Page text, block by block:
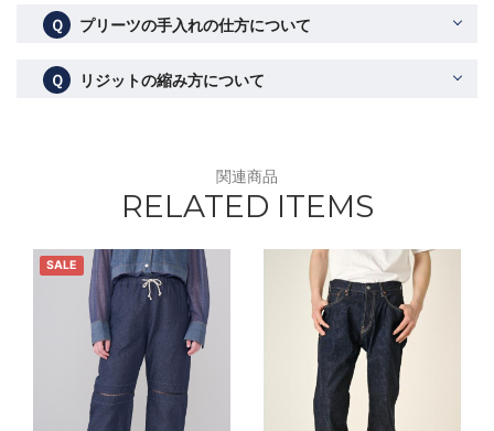
Ｑ プリーツの手入れの仕方について
Ｑ リジットの縮み方について
関連商品
RELATED ITEMS
SALE